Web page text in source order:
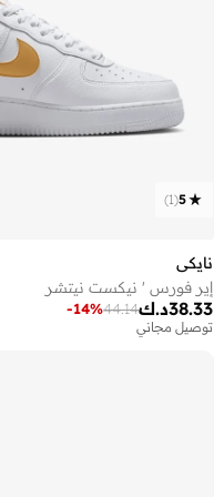
5
(
1
)
نايكي
إير فورس ' نيكست نيتشر
د.ك38.33
44.14
-14%
توصيل مجاني